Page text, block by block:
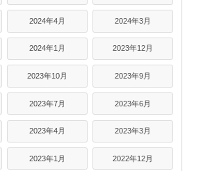
2024年4月 2024年3月
2024年1月 2023年12月
2023年10月 2023年9月
2023年7月 2023年6月
2023年4月 2023年3月
2023年1月 2022年12月